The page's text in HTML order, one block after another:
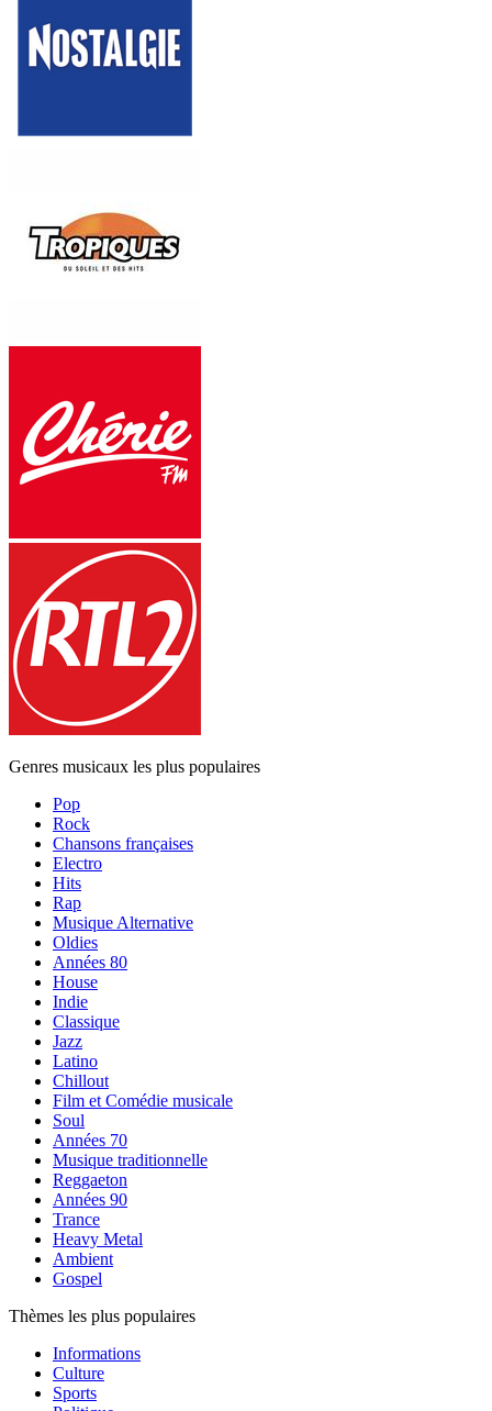
Genres musicaux les plus populaires
Pop
Rock
Chansons françaises
Electro
Hits
Rap
Musique Alternative
Oldies
Années 80
House
Indie
Classique
Jazz
Latino
Chillout
Film et Comédie musicale
Soul
Années 70
Musique traditionnelle
Reggaeton
Années 90
Trance
Heavy Metal
Ambient
Gospel
Thèmes les plus populaires
Informations
Culture
Sports